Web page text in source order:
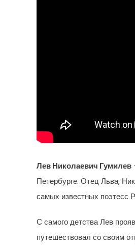
Лев Николаевич Гумилев
Петербурге. Отец Льва,
самых известных поэтесс
С самого детства Лев
путешествовал со своим